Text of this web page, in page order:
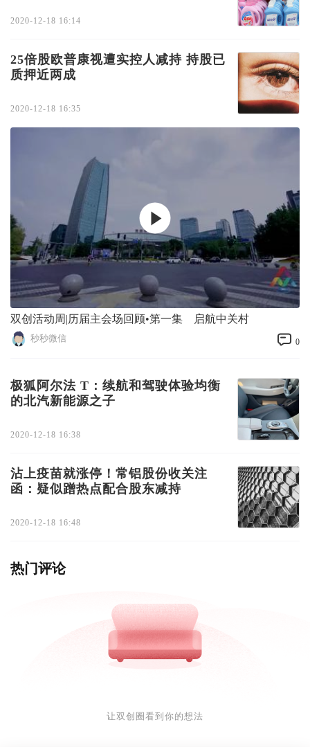
2020-12-18 16:14
25倍股欧普康视遭实控人减持 持股已
质押近两成
2020-12-18 16:35
双创活动周|历届主会场回顾•第一集 启航中关村
秒秒微信 0
极狐阿尔法 T：续航和驾驶体验均衡
的北汽新能源之子
2020-12-18 16:38
沾上疫苗就涨停！常铝股份收关注
函：疑似蹭热点配合股东减持
2020-12-18 16:48
热门评论
让双创圈看到你的想法